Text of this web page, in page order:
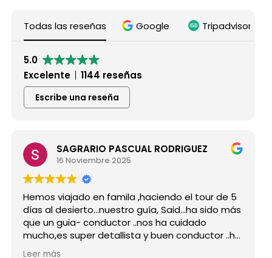
Todas las reseñas Google Tripadvisor
5.0
Excelente
1144 reseñas
Escribe una reseña
SAGRARIO PASCUAL RODRIGUEZ
16 Noviembre 2025
Hemos viajado en famila ,haciendo el tour de 5
días al desierto...nuestro guía, Said...ha sido más
que un guia- conductor ..nos ha cuidado
mucho,es super detallista y buen conductor ..ha
estado atento a todas nuestras peticiones y
Leer más